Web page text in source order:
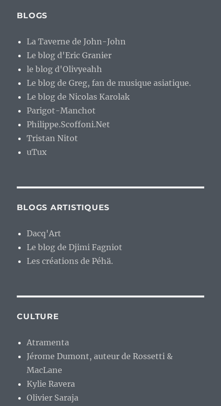
BLOGS
La Taverne de John-John
Le blog d'Eric Granier
le blog d'Olivyeahh
Le blog de Greg, fan de musique asiatique.
Le blog de Nicolas Karolak
Parigot-Manchot
Philippe.Scoffoni.Net
Tristan Nitot
uTux
BLOGS ARTISTIQUES
Dacq'Art
Le blog de Djimi Fagniot
Les créations de Péhä.
CULTURE
Atramenta
Jérome Dumont, auteur de Rossetti &
MacLane
Kylie Ravera
Olivier Saraja